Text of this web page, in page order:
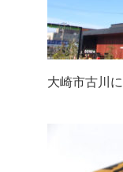
大崎市古川